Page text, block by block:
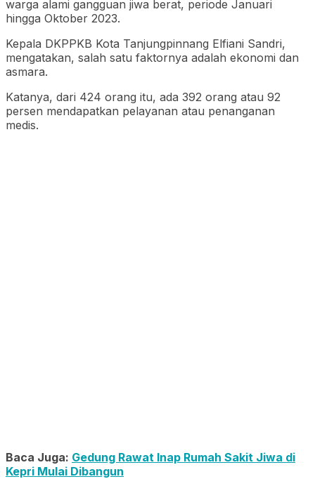
warga alami gangguan jiwa berat, periode Januari
hingga Oktober 2023.
Kepala DKPPKB Kota Tanjungpinnang Elfiani Sandri,
mengatakan, salah satu faktornya adalah ekonomi dan
asmara.
Katanya, dari 424 orang itu, ada 392 orang atau 92
persen mendapatkan pelayanan atau penanganan
medis.
Baca Juga: Gedung Rawat Inap Rumah Sakit Jiwa di
Kepri Mulai Dibangun